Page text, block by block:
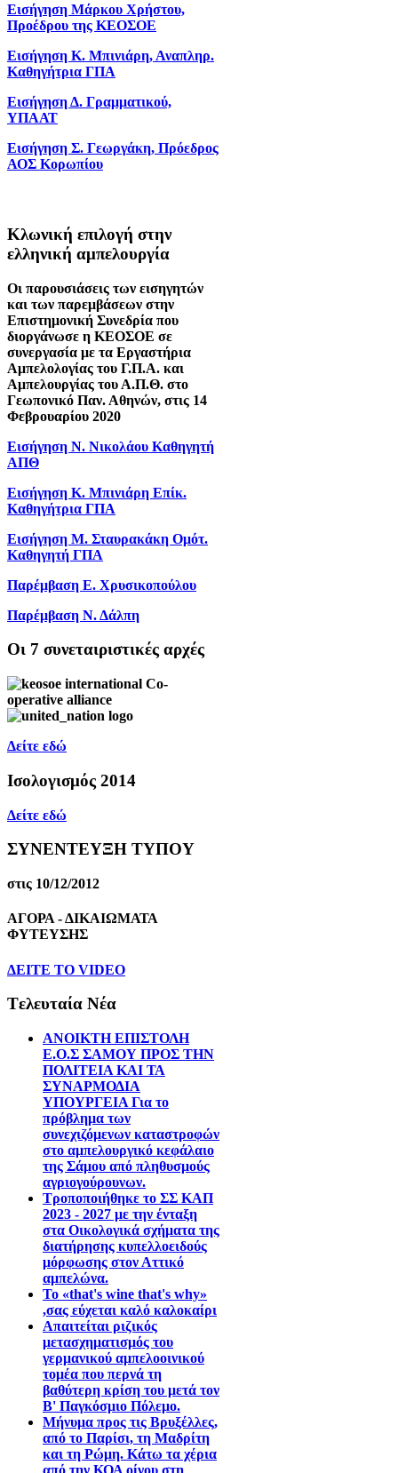
Εισήγηση Μάρκου Χρήστου,
Προέδρου της ΚΕΟΣΟΕ
Εισήγηση Κ. Μπινιάρη, Αναπληρ.
Καθηγήτρια ΓΠΑ
Εισήγηση Δ. Γραμματικού,
ΥΠΑΑΤ
Εισήγηση Σ. Γεωργάκη, Πρόεδρος
ΑΟΣ Κορωπίου
Κλωνική επιλογή στην
ελληνική αμπελουργία
Οι παρουσιάσεις των εισηγητών
και των παρεμβάσεων στην
Επιστημονική Συνεδρία που
διοργάνωσε η ΚΕΟΣΟΕ σε
συνεργασία με τα Εργαστήρια
Αμπελολογίας του Γ.Π.Α. και
Αμπελουργίας του Α.Π.Θ. στο
Γεωπονικό Παν. Αθηνών, στις 14
Φεβρουαρίου 2020
Εισήγηση Ν. Νικολάου Καθηγητή
ΑΠΘ
Εισήγηση Κ. Μπινιάρη Επίκ.
Καθηγήτρια ΓΠΑ
Εισήγηση Μ. Σταυρακάκη Ομότ.
Καθηγητή ΓΠΑ
Παρέμβαση Ε. Χρυσικοπούλου
Παρέμβαση Ν. Δάλπη
Oι 7 συνεταιριστικές αρχές
Δείτε εδώ
Ισολογισμός 2014
Δείτε εδώ
ΣΥΝΕΝΤΕΥΞΗ ΤΥΠΟΥ
στις 10/12/2012
ΑΓΟΡΑ - ΔΙΚΑΙΩΜΑΤΑ
ΦΥΤΕΥΣΗΣ
ΔEITE TO VIDEO
Tελευταία Nέα
ΑΝΟΙΚΤΗ ΕΠΙΣΤΟΛΗ
Ε.Ο.Σ ΣΑΜΟΥ ΠΡΟΣ ΤΗΝ
ΠΟΛΙΤΕΙΑ ΚΑΙ ΤΑ
ΣΥΝΑΡΜΟΔΙΑ
ΥΠΟΥΡΓΕΙΑ Για το
πρόβλημα των
συνεχιζόμενων καταστροφών
στο αμπελουργικό κεφάλαιο
της Σάμου από πληθυσμούς
αγριογούρουνων.
Τροποποιήθηκε το ΣΣ ΚΑΠ
2023 - 2027 με την ένταξη
στα Οικολογικά σχήματα της
διατήρησης κυπελλοειδούς
μόρφωσης στον Αττικό
αμπελώνα.
Το «that's wine that's why»
,σας εύχεται καλό καλοκαίρι
Απαιτείται ριζικός
μετασχηματισμός του
γερμανικού αμπελοοινικού
τομέα που περνά τη
βαθύτερη κρίση του μετά τον
Β' Παγκόσμιο Πόλεμο.
Μήνυμα προς τις Βρυξέλλες,
από το Παρίσι, τη Μαδρίτη
και τη Ρώμη. Κάτω τα χέρια
από την ΚΟΑ οίνου στη